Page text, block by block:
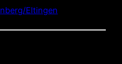
Eltingen